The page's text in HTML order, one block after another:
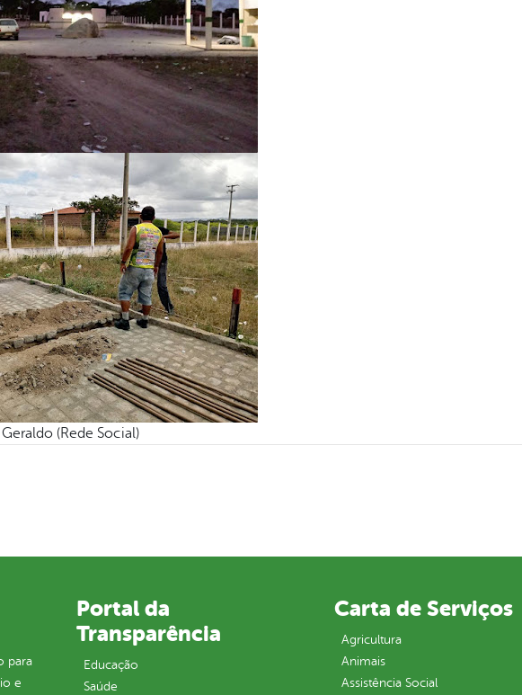
(Rede Social)
para
e
Portal da
Transparência
Educação
Saúde
Carta de Serviços
Agricultura
Animais
Assistência Social